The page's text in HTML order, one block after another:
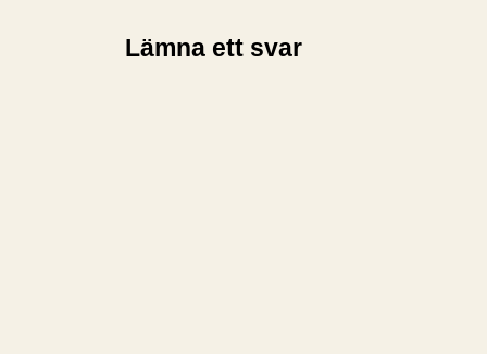
Lämna ett svar